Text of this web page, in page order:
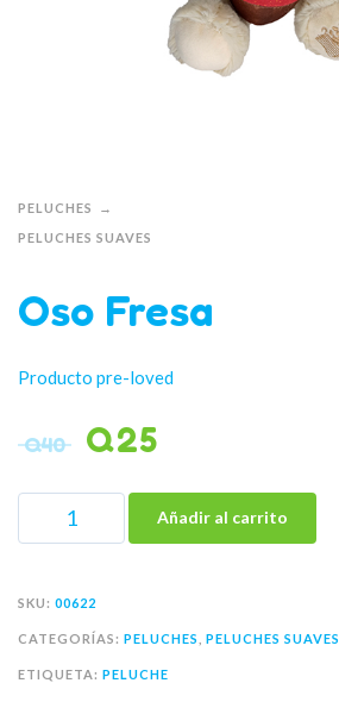
PELUCHES
PELUCHES SUAVES
Oso Fresa
Producto pre-loved
Q40 Q25
Añadir al carrito
SKU: 00622
CATEGORÍAS: PELUCHES PELUCHES SUAVES
ETIQUETA: PELUCHE